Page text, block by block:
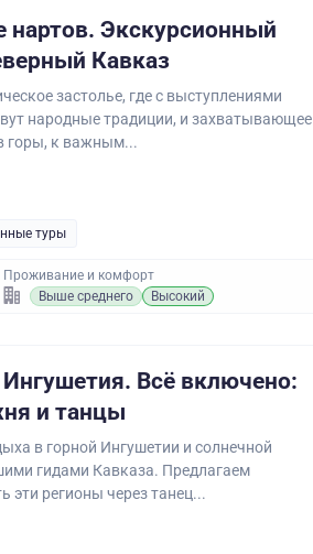
нартов. Экскурсионный
Кавказ
застолье, где с выступлениями
народные традиции, и захватывающее
горы, к важным...
туры
Проживание и комфорт
Выше среднего
Высокий
Всё включено:
и танцы
в горной Ингушетии и солнечной
гидами Кавказа. Предлагаем
эти регионы через танец...